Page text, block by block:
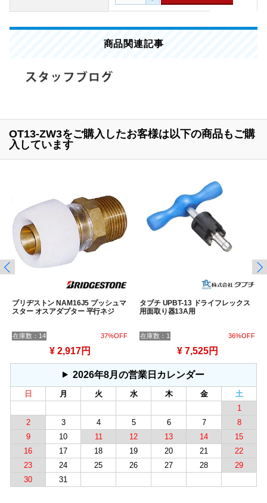
商品関連記事
OT13-ZW3をご購入したお客様は以下の商品もご購
入しています
ブリヂストン NAM16J5 プッシュマ
スター オスアダプター 平行ネジ
在庫数：14 37%OFF
¥ 2,917円
タブチ UPBT-13 ドライフレックス
用面取り器13A用
在庫数：1 36%OFF
¥ 7,525円
2026年8月の営業日カレンダー
日 月 火 水 木 金
土
1
2
3 4 5 6 7
8
9
10 11 12 13 14
15
16
17 18 19 20 21
22
23
24 25 26 27 28
29
30
31